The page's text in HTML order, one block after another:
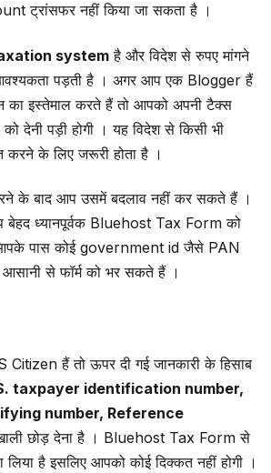
ट्रांसफर नहीं किया जा सकता है ।
system है और विदेश से रुपए मांगने
पड़ती है । अगर आप एक Blogger हैं
का इस्तेमाल करते हैं तो आपको अपनी टैक्स
को देनी पड़ी होगी । यह विदेश से किसी भी
करने के लिए जरूरी होता है ।
के बाद आप उसमें बदलाव नहीं कर सकते हैं ।
बेहद ध्यानपूर्वक Bluehost Tax Form को
पास कोई government id जैसे PAN
से फॉर्म को भर सकते हैं ।
हैं तो ऊपर दी गई जानकारी के हिसाब
taxpayer identification number,
number, Reference
छोड़ देना है । Bluehost Tax Form से
है इसलिए आपको कोई दिक्कत नहीं होगी ।